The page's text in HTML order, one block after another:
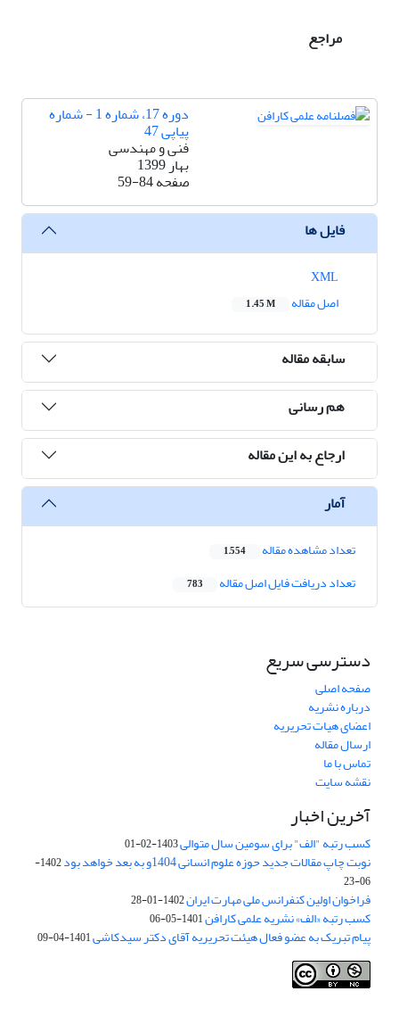
مراجع
دوره 17، شماره 1 - شماره
پیاپی 47
فنی و مهندسی
بهار 1399
صفحه59-84
فایل ها
اصل مقاله
1.45 M
سابقه مقاله
هم رسانی
ارجاع به این مقاله
آمار
تعداد مشاهده مقاله 1,554
تعداد دریافت فایل اصل مقاله 783
دسترسی سریع
صفحه اصلی
درباره نشریه
اعضای هیات تحریریه
ارسال مقاله
تماس با ما
نقشه سایت
آخرین اخبار
کسب رتبه "الف" برای سومین سال متوالی1403-02-01
نوبت چاپ مقالات جدید حوزه علوم انسانی 1404و به بعد خواهد بود
1402-
06-23
فراخوان اولین کنفرانس ملی مهارت ایران1402-01-28
کسب رتبه «الف» نشریه علمی کارافن1401-05-06
پیام تبریک به عضو فعال هیئت تحریریه آقای دکتر سیدکاشی1401-04-09